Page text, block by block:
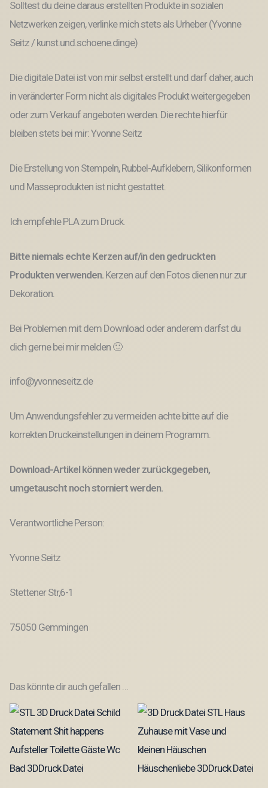
Solltest du deine daraus erstellten Produkte in sozialen
Netzwerken zeigen, verlinke mich stets als Urheber (Yvonne
Seitz / kunst.und.schoene.dinge)
Die digitale Datei ist von mir selbst erstellt und darf daher, auch
in veränderter Form nicht als digitales Produkt weitergegeben
oder zum Verkauf angeboten werden. Die rechte hierfür
bleiben stets bei mir: Yvonne Seitz
Die Erstellung von Stempeln, Rubbel-Aufklebern, Silikonformen
und Masseprodukten ist nicht gestattet.
Ich empfehle PLA zum Druck.
Bitte niemals echte Kerzen auf/in den gedruckten
Produkten verwenden. Kerzen auf den Fotos dienen nur zur
Dekoration.
Bei Problemen mit dem Download oder anderem darfst du
dich gerne bei mir melden 🙂
info@yvonneseitz.de
Um Anwendungsfehler zu vermeiden achte bitte auf die
korrekten Druckeinstellungen in deinem Programm.
Download-Artikel können weder zurückgegeben,
umgetauscht noch storniert werden.
Verantwortliche Person:
Yvonne Seitz
Stettener Str,6-1
75050 Gemmingen
Das könnte dir auch gefallen …